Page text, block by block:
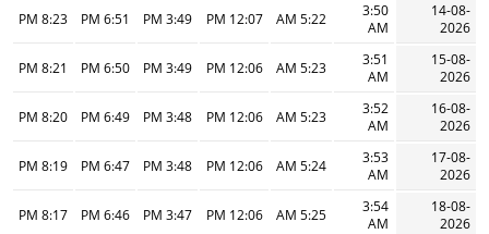
14-08-
2026
3:50
AM
5:22 AM
12:07 PM
3:49 PM
6:51 PM
8:23 PM
15-08-
2026
3:51
AM
5:23 AM
12:06 PM
3:49 PM
6:50 PM
8:21 PM
16-08-
2026
3:52
AM
5:23 AM
12:06 PM
3:48 PM
6:49 PM
8:20 PM
17-08-
2026
3:53
AM
5:24 AM
12:06 PM
3:48 PM
6:47 PM
8:19 PM
18-08-
2026
3:54
AM
5:25 AM
12:06 PM
3:47 PM
6:46 PM
8:17 PM